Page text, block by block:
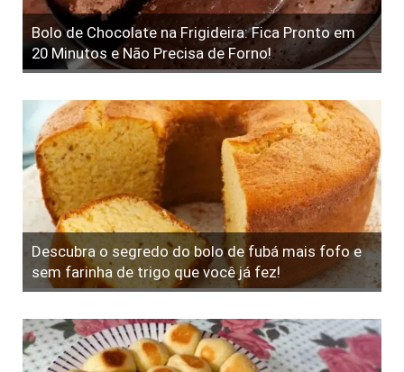
Bolo de Chocolate na Frigideira: Fica Pronto em
20 Minutos e Não Precisa de Forno!
Descubra o segredo do bolo de fubá mais fofo e
sem farinha de trigo que você já fez!